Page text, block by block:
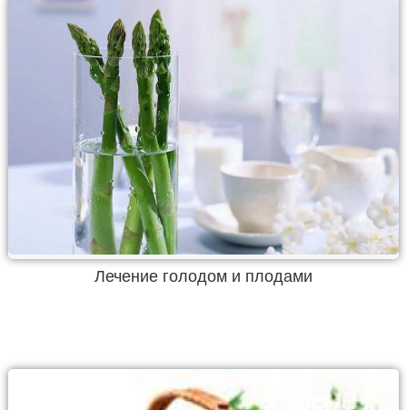
Лечение голодом и плодами